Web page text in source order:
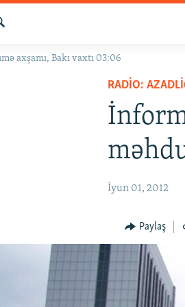
axşamı, Bakı vaxtı 03:06
RADIO:
İyun 01, 2012
Paylaş